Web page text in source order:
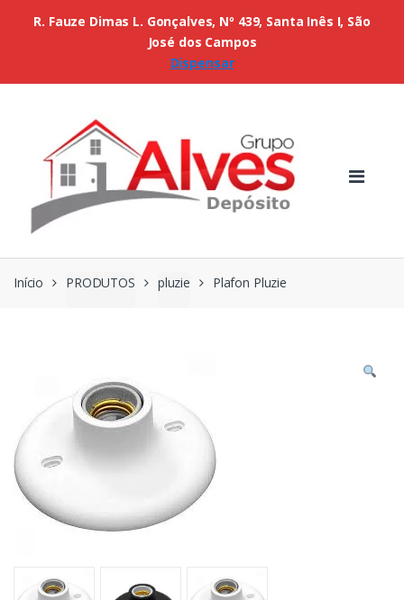
Início PRODUTOS pluzie Plafon Pluzie
R. Fauze Dimas L. Gonçalves, Nº 439, Santa Inês I, São
José dos Campos
Dispensar